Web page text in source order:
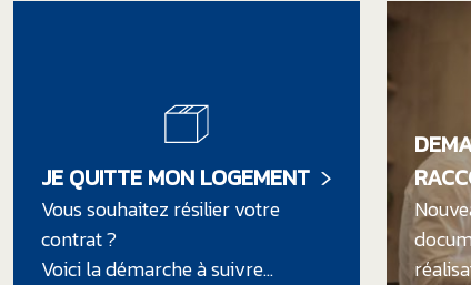
JE QUITTE MON LOGEMENT
Vous souhaitez résilier votre
contrat ?
Voici la démarche à suivre...